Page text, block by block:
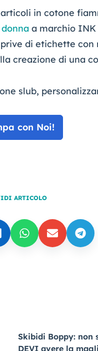
in cotone
donna a marchio INK
di etichette
creazione di una
slub,
con Noi!
ARTICOLO
Skibidi Boppy: non
DEVI avere la